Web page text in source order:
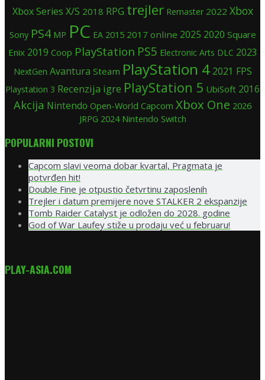
Xbox Series X/S 2018 RPG trejler Remaster 2022 Xbox
Sony PS4 MP PC EA 2015 2017 online 2025 2020 Square
Enix 2019 Coop PlayStation PS5 Electronic Arts DLC 2023
NextGen Avantura Steam PlayStation 4 2021 FPS
Playstation 3 Recenzija igre PlayStation 5 UbiSoft 2016
Akcija Nintendo Open-World Capcom Xbox One 2026
JRPG 2024 Nintendo Switch
POPULARNI POSTOVI
Capcom slavi veoma dobar kvartal, Pragmata je
potvrđen hit!
Double Fine je otpustio četvrtinu zaposlenih
Trejler i datum premijere nove STALKER 2 ekspanzije
Tomb Raider Catalyst je odložen do 2028. godine
God of War Laufey stiže u prodaju već u februaru!
PLAY-ASIA.COM